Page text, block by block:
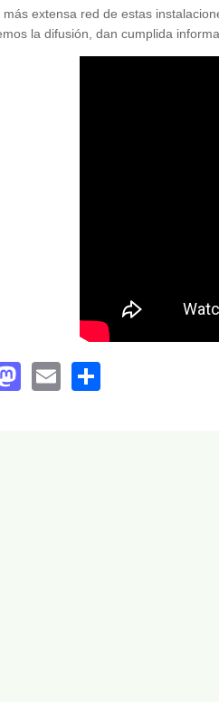
más extensa red de estas
la difusión, dan cumplida
Mastodon
Email